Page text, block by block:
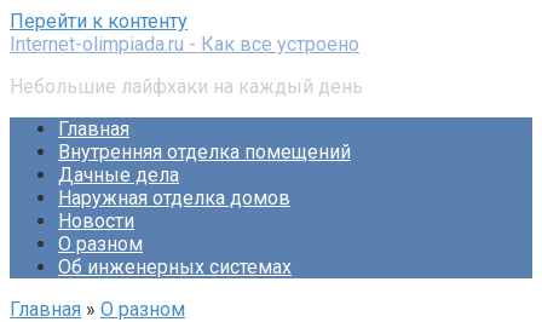
Перейти к контенту
Internet-olimpiada.ru - Как все устроено
Небольшие лайфхаки на каждый день
Главная
Внутренняя отделка помещений
Дачные дела
Наружная отделка домов
Новости
О разном
Об инженерных системах
Главная » О разном